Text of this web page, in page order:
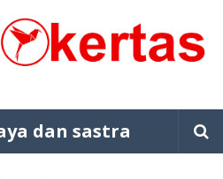
dan sastra